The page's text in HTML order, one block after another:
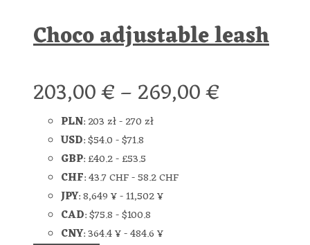
Choco adjustable leash
203,00€–269,00€
PLN:203 zł-270 zł
USD:$54.0-$71.8
GBP:£40.2-£53.5
CHF:43.7 CHF-58.2 CHF
JPY:8,649 ¥-11,502 ¥
CAD:$75.8-$100.8
CNY:364.4 ¥-484.6 ¥